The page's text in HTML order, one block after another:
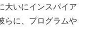
大いにインスパイア
らに、プログラムや